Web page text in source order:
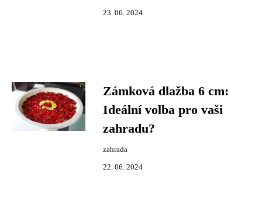
23. 06. 2024
Zámková dlažba 6 cm:
Ideální volba pro vaši
zahradu?
zahrada
22. 06. 2024